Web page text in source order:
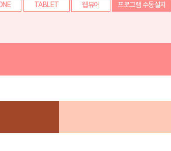
TABLET 웹뷰어 프로그램 수동설치